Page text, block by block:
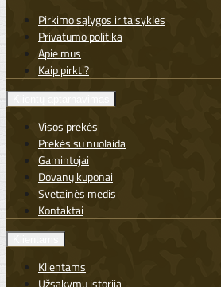
Pirkimo sąlygos ir taisyklės
Privatumo politika
Apie mus
Kaip pirkti?
Visos prekės
Prekės su nuolaida
Gamintojai
Dovanų kuponai
Svetainės medis
Kontaktai
Klientams
Užsakymų istorija